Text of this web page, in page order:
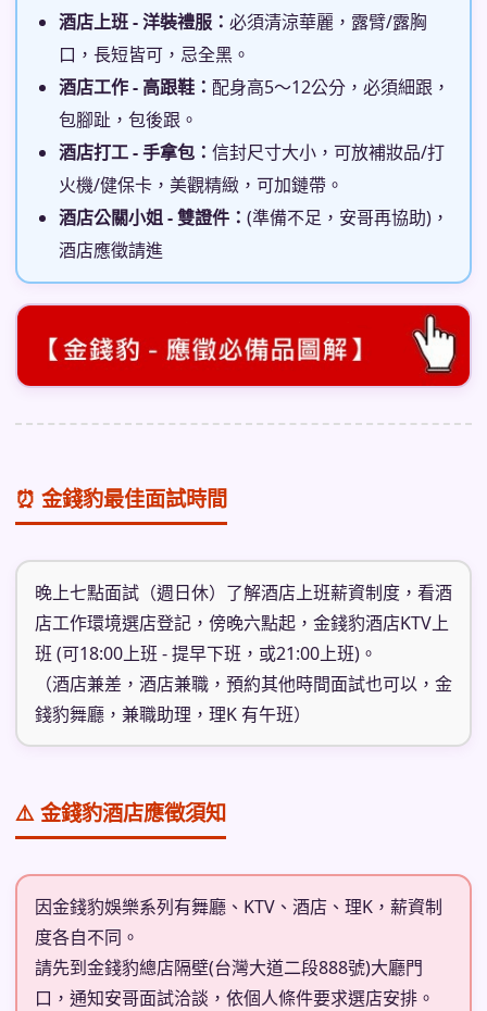
酒店上班 - 洋裝禮服： 必須清涼華麗，露臂/露胸
口，長短皆可，忌全黑。
酒店工作 - 高跟鞋： 配身高5～12公分，必須細跟，
包腳趾，包後跟。
酒店打工 - 手拿包： 信封尺寸大小，可放補妝品/打
火機/健保卡，美觀精緻，可加鏈帶。
酒店公關小姐 - 雙證件： (準備不足，安哥再協助)，
酒店應徵請進
⏰ 金錢豹最佳面試時間
晚上七點面試（週日休）了解酒店上班薪資制度，看酒
店工作環境選店登記，傍晚六點起，金錢豹酒店KTV上
班 (可18:00上班 - 提早下班，或21:00上班)。
（酒店兼差，酒店兼職，預約其他時間面試也可以，金
錢豹舞廳，兼職助理，理K 有午班）
⚠️ 金錢豹酒店應徵須知
因金錢豹娛樂系列有舞廳、KTV、酒店、理K，薪資制
度各自不同。
請先到金錢豹總店隔壁(台灣大道二段888號)大廳門
口，通知安哥面試洽談，依個人條件要求選店安排。